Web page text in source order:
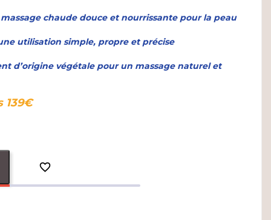
chaude douce et nourrissante pour la peau
utilisation simple, propre et précise
d’origine végétale pour un massage naturel et
139€
